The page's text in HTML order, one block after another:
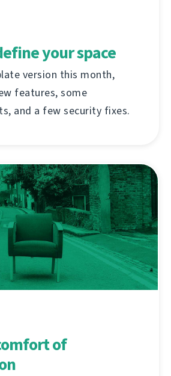
your space
version this month,
features, some
and a few security fixes.
of